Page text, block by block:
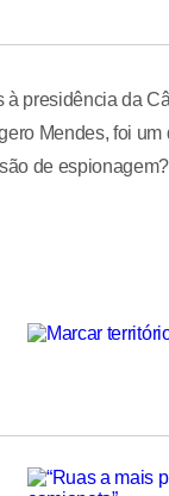
à presidência da
Mendes, foi um
de espionagem?